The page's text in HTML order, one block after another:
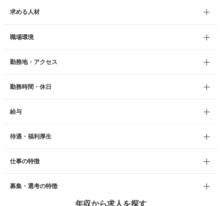
求める人材
職場環境
勤務地・アクセス
勤務時間・休日
給与
待遇・福利厚生
仕事の特徴
募集・選考の特徴
年収から求人を探す